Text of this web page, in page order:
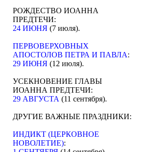
РОЖДЕСТВО ИОАННА
ПРЕДТЕЧИ:
24 ИЮНЯ (7 июля).
ПЕРВОВЕРХОВНЫХ
АПОСТОЛОВ ПЕТРА И ПАВЛА:
29 ИЮНЯ (12 июля).
УСЕКНОВЕНИЕ ГЛАВЫ
ИОАННА ПРЕДТЕЧИ:
29 АВГУСТА (11 сентября).
ДРУГИЕ ВАЖНЫЕ ПРАЗДНИКИ:
ИНДИКТ (ЦЕРКОВНОЕ
НОВОЛЕТИЕ):